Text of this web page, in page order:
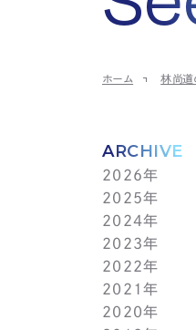
ホーム 林尚道
ARCHIVE
2026年
7月(1)
6月(1)
5月(1)
4月(1)
3月(1)
2月(1)
2025年
12月(1)
11月(1)
10月(1)
9月(1)
8月(1)
2024年
11月(1)
10月(1)
9月(1)
8月(1)
2023年
11月(1)
10月(1)
9月(1)
2022年
11月(1)
10月(1)
2021年
11月(1)
2020年